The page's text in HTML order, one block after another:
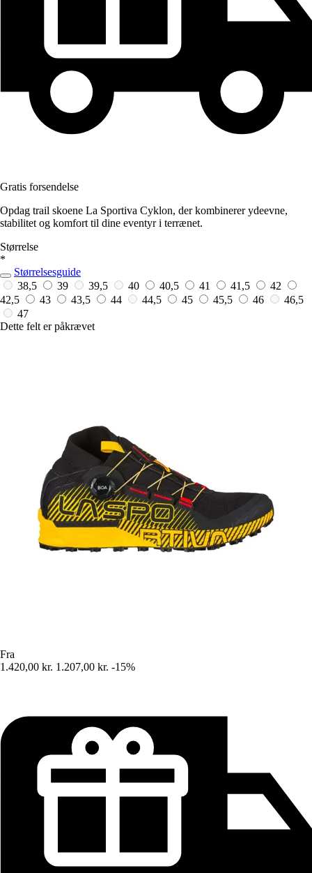
Gratis forsendelse
Opdag trail skoene La Sportiva Cyklon, der kombinerer ydeevne,
stabilitet og komfort til dine eventyr i terrænet.
Størrelse
*
Størrelsesguide
38,5
39 39,5 40 40,5 41 41,5
42
42,5
43 43,5 44 44,5 45 45,5 46
46,5
47
Dette felt er påkrævet
Fra
1.420,00 kr. 1.207,00 kr. -15%